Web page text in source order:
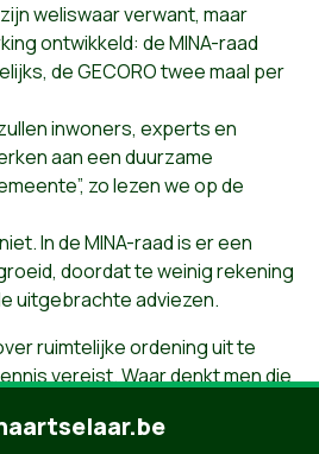
weliswaar verwant, maar
ontwikkeld: de MINA-raad
de GECORO twee maal per
inwoners, experts en
aan een duurzame
zo lezen we op de
In de MINA-raad is er een
doordat te weinig rekening
uitgebrachte adviezen.
ruimtelijke ordening uit te
vereist. Waar denkt men die